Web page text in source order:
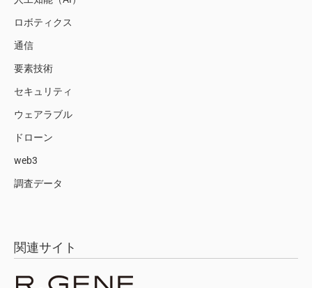
ロボティクス
通信
要素技術
セキュリティ
ウェアラブル
ドローン
web3
調査データ
関連サイト